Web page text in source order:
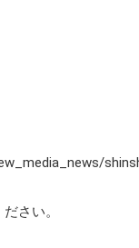
さい。